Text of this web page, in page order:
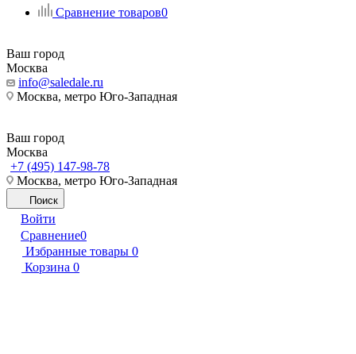
Сравнение товаров0
Ваш город
Москва
info@saledale.ru
Москва, метро Юго-Западная
Ваш город
Москва
+7 (495) 147-98-78
Москва, метро Юго-Западная
Поиск
Войти
Сравнение0
Избранные товары 0
Корзина 0